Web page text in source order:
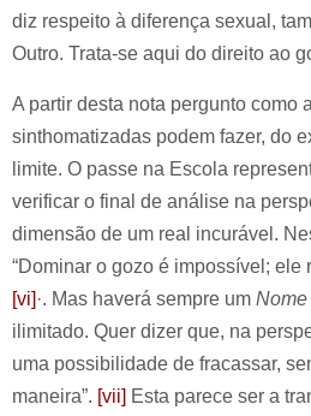
diz respeito à diferença sexual,
Outro. Trata-se aqui do direito ao
A partir desta nota pergunto como
sinthomatizadas podem fazer, do
limite. O passe na Escola
verificar o final de análise na
dimensão de um real incurável.
“Dominar o gozo é impossível; ele
[vi] ·. Mas haverá sempre um Nome
ilimitado. Quer dizer que, na
uma possibilidade de fracassar,
maneira”. [vii] Esta parece ser a